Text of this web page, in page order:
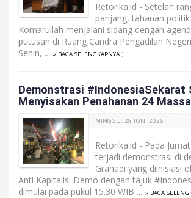
Retorika.id - Setelah
panjang, tahanan politik
Komarullah menjalani sidang dengan
putusan di Ruang Candra Pengadilan
Senin, ... » BACA SELENGKAPNYA ]
Demonstrasi #IndonesiaSekarat
Menyisakan Penahanan 24
MINGGU, 28 JUNI 2026
Retorika.id - Pada
terjadi demonstrasi di
Grahadi yang diinisiasi
Anti Kapitalis. Demo dengan tajuk
dimulai pada pukul 15.30 WIB ... » BACA